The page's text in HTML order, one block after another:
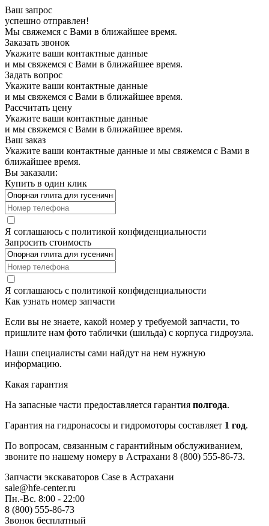
Ваш запрос
успешно отправлен!
Мы свяжемся с Вами в ближайшее время.
Заказать звонок
Укажите ваши контактные данные
и мы свяжемся с Вами в ближайшее время.
Задать вопрос
Укажите ваши контактные данные
и мы свяжемся с Вами в ближайшее время.
Рассчитать цену
Укажите ваши контактные данные
и мы свяжемся с Вами в ближайшее время.
Ваш заказ
Укажите ваши контактные данные и мы свяжемся с Вами в
ближайшее время.
Вы заказали:
Купить в один клик
Я соглашаюсь с политикой конфиденциальности
Запросить стоимость
Я соглашаюсь с политикой конфиденциальности
Как узнать номер запчасти
Если вы не знаете, какой номер у требуемой запчасти, то
пришлите нам фото таблички (шильда) с корпуса гидроузла.
Наши специалисты сами найдут на нем нужную
информацию.
Какая гарантия
На запасные части предоставляется гарантия полгода.
Гарантия на гидронасосы и гидромоторы составляет 1 год.
По вопросам, связанным с гарантийным обслуживанием,
звоните по нашему номеру в Астрахани 8 (800) 555-86-73.
Запчасти экскаваторов Case в Астрахани
sale@hfe-center.ru
Пн.-Вс. 8:00 - 22:00
8 (800) 555-86-73
Звонок бесплатный